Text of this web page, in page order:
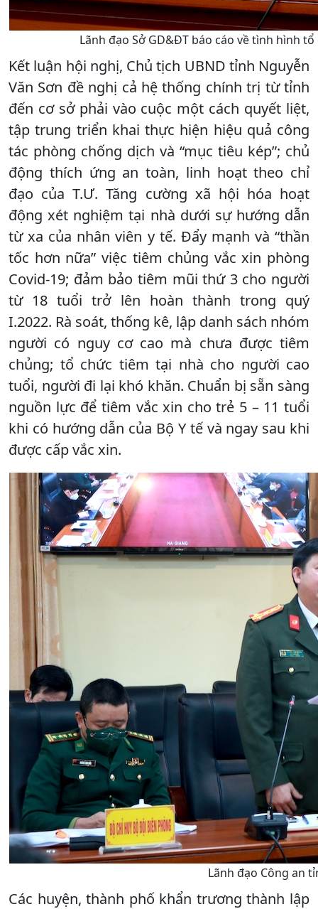
Lãnh đạo Sở GD&ĐT báo cáo về tình hình
Kết luận hội nghị, Chủ tịch UBND tỉnh Nguyễn
Văn Sơn đề nghị cả hệ thống chính trị từ tỉnh
đến cơ sở phải vào cuộc một cách quyết liệt,
tập trung triển khai thực hiện hiệu quả công
tác phòng chống dịch và “mục tiêu kép”; chủ
động thích ứng an toàn, linh hoạt theo chỉ
đạo của T.Ư. Tăng cường xã hội hóa hoạt
động xét nghiệm tại nhà dưới sự hướng dẫn
từ xa của nhân viên y tế. Đẩy mạnh và “thần
tốc hơn nữa” việc tiêm chủng vắc xin phòng
Covid-19; đảm bảo tiêm mũi thứ 3 cho người
từ 18 tuổi trở lên hoàn thành trong quý
I.2022. Rà soát, thống kê, lập danh sách nhóm
người có nguy cơ cao mà chưa được tiêm
chủng; tổ chức tiêm tại nhà cho người cao
tuổi, người đi lại khó khăn. Chuẩn bị sẵn sàng
nguồn lực để tiêm vắc xin cho trẻ 5 – 11 tuổi
khi có hướng dẫn của Bộ Y tế và ngay sau khi
được cấp vắc xin.
Lãnh đạo Công an
Các huyện, thành phố khẩn trương thành lập